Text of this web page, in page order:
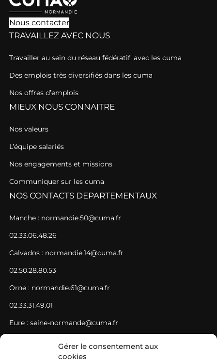
Gérer le consentement aux
cookies
Nous contacter
TRAVAILLEZ AVEC NOUS
Travailler au sein du réseau fédératif, avec les cuma
Des emplois très diversifiés dans les cuma
Nos offres d’emplois
MIEUX NOUS CONNAITRE
Nos valeurs
L’équipe salariés
Nos engagements et missions
Communiquer sur les cuma
NOS CONTACTS DEPARTEMENTAUX
Manche : normandie.50@cuma.fr
02.33.06.48.26
Calvados : normandie.14@cuma.fr
02.50.28.80.53
Orne : normandie.61@cuma.fr
02.33.31.49.01
Eure : seine-normande@cuma.fr
Seine-Maritime : seine-normande@cuma.fr